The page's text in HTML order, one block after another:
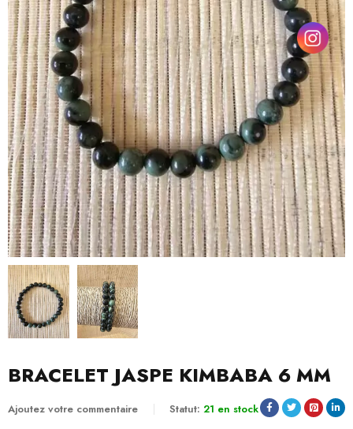
BRACELET JASPE KIMBABA 6 MM
Ajoutez votre commentaire Statut: 21 en stock